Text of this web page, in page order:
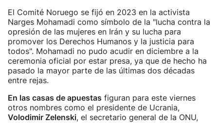
El Comité Noruego se fijó en 2023 en la activista
Narges Mohamadi como símbolo de la "lucha contra la
opresión de las mujeres en Irán y su lucha para
promover los Derechos Humanos y la justicia para
todos". Mohamadi no pudo acudir en diciembre a la
ceremonia oficial por estar presa, ya que de hecho ha
pasado la mayor parte de las últimas dos décadas
entre rejas.
En las casas de apuestas figuran para este viernes
otros nombres como el presidente de Ucrania,
Volodimir Zelenski, el secretario general de la ONU,